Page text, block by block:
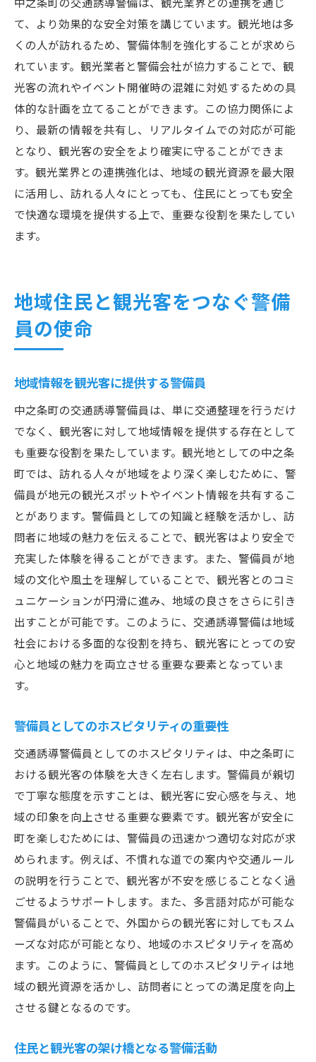
て、より効果的な安全対策を講じています。観光地は多
くの人が訪れるため、警備体制を強化することが求めら
れています。観光業者と警備会社が協力することで、観
光客の流れやイベント開催時の混雑に対処するための具
体的な計画を立てることができます。この協力関係によ
り、最新の情報を共有し、リアルタイムでの対応が可能
となり、観光客の安全をより確実に守ることができま
す。観光業界との連携強化は、地域の観光資源を最大限
に活用し、訪れる人々にとっても、住民にとっても安全
で快適な環境を提供する上で、重要な役割を果たしてい
ます。
地域住民と観光客をつなぐ警備
員の使命
地域情報を観光客に提供する警備員
中之条町の交通誘導警備員は、単に交通整理を行うだけ
でなく、観光客に対して地域情報を提供する存在として
も重要な役割を果たしています。観光地としての中之条
町では、訪れる人々が地域をより深く楽しむために、警
備員が地元の観光スポットやイベント情報を共有するこ
とがあります。警備員としての知識と経験を活かし、訪
問者に地域の魅力を伝えることで、観光客はより安全で
充実した体験を得ることができます。また、警備員が地
域の文化や風土を理解していることで、観光客とのコミ
ュニケーションが円滑に進み、地域の良さをさらに引き
出すことが可能です。このように、交通誘導警備は地域
社会における多面的な役割を持ち、観光客にとっての安
心と地域の魅力を両立させる重要な要素となっていま
す。
警備員としてのホスピタリティの重要性
交通誘導警備員としてのホスピタリティは、中之条町に
おける観光客の体験を大きく左右します。警備員が親切
で丁寧な態度を示すことは、観光客に安心感を与え、地
域の印象を向上させる重要な要素です。観光客が安全に
町を楽しむためには、警備員の迅速かつ適切な対応が求
められます。例えば、不慣れな道での案内や交通ルール
の説明を行うことで、観光客が不安を感じることなく過
ごせるようサポートします。また、多言語対応が可能な
警備員がいることで、外国からの観光客に対してもスム
ーズな対応が可能となり、地域のホスピタリティを高め
ます。このように、警備員としてのホスピタリティは地
域の観光資源を活かし、訪問者にとっての満足度を向上
させる鍵となるのです。
住民と観光客の架け橋となる警備活動